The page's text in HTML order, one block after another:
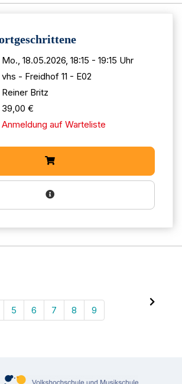
Mo., 18.05.2026, 18:15 - 19:15 Uhr
vhs - Freidhof 11 - E02
Reiner Britz
39,00 €
Anmeldung auf Warteliste
5 6 7 8 9